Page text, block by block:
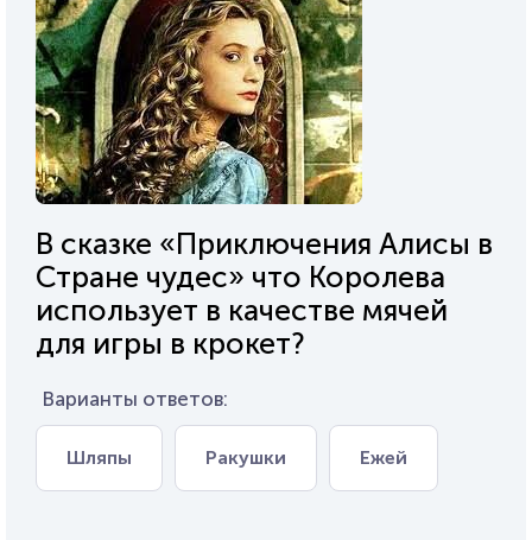
В сказке «Приключения Алисы в
Стране чудес» что Королева
использует в качестве мячей
для игры в крокет?
Варианты ответов:
Шляпы Ракушки Ежей